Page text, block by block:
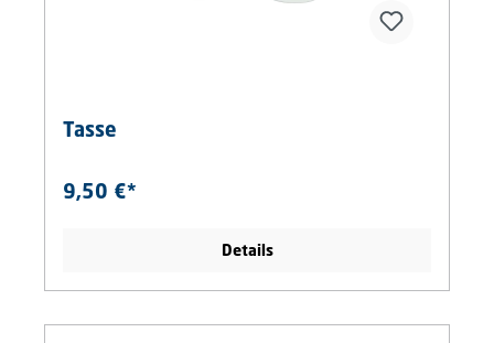
Tasse
9,50 €*
Details